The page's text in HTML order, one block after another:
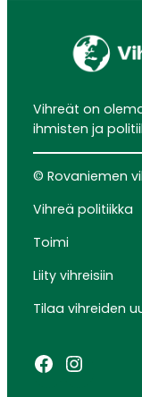
Vihreät on
ihmisten ja
© Rovaniemen
Vihreä politiikka
Toimi
Liity vihreisiin
Tilaa vihreiden
Facebook